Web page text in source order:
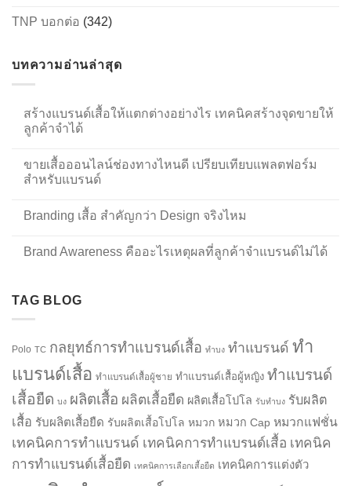
TNP บอกต่อ (342)
บทความอ่านล่าสุด
สร้างแบรนด์เสื้อให้แตกต่างอย่างไร เทคนิคสร้างจุดขายให้
ลูกค้าจำได้
ขายเสื้อออนไลน์ช่องทางไหนดี เปรียบเทียบแพลตฟอร์ม
สำหรับแบรนด์
Branding เสื้อ สำคัญกว่า Design จริงไหม
Brand Awareness คืออะไรเหตุผลที่ลูกค้าจำแบรนด์ไม่ได้
TAG BLOG
Polo TC กลยุทธ์การทำแบรนด์เสื้อ ทำบง ทำแบรนด์ ทำ
แบรนด์เสื้อ ทำแบรนด์เสื้อผู้ชาย ทำแบรนด์เสื้อผู้หญิง ทำแบรนด์
เสื้อยืด บง ผลิตเสื้อ ผลิตเสื้อยืด ผลิตเสื้อโปโล รับทำบง รับผลิต
เสื้อ รับผลิตเสื้อยืด รับผลิตเสื้อโปโล หมวก หมวก Cap หมวกแฟชั่น
เทคนิคการทำแบรนด์ เทคนิคการทำแบรนด์เสื้อ เทคนิค
การทำแบรนด์เสื้อยืด เทคนิคการเลือกเสื้อยืด เทคนิคการแต่งตัว